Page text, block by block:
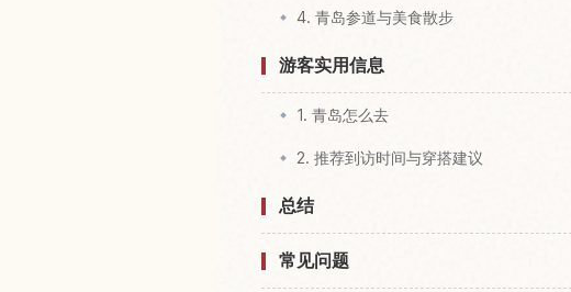
4. 青岛参道与美食散步
游客实用信息
1. 青岛怎么去
2. 推荐到访时间与穿搭建议
总结
常见问题